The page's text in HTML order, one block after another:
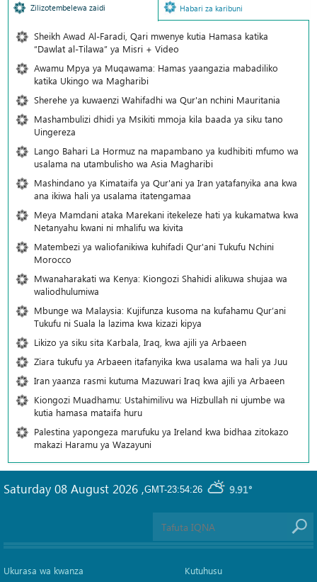
Zilizotembelewa zaidi Habari za karibuni
Sheikh Awad Al-Faradi, Qari mwenye kutia Hamasa katika
“Dawlat al-Tilawa” ya Misri + Video
Awamu Mpya ya Muqawama: Hamas yaangazia mabadiliko
katika Ukingo wa Magharibi
Sherehe ya kuwaenzi Wahifadhi wa Qur'an nchini Mauritania
Mashambulizi dhidi ya Msikiti mmoja kila baada ya siku tano
Uingereza
Lango Bahari La Hormuz na mapambano ya kudhibiti mfumo wa
usalama na utambulisho wa Asia Magharibi
Mashindano ya Kimataifa ya Qur'ani ya Iran yatafanyika ana kwa
ana ikiwa hali ya usalama itatengamaa
Meya Mamdani ataka Marekani itekeleze hati ya kukamatwa kwa
Netanyahu kwani ni mhalifu wa kivita
Matembezi ya waliofanikiwa kuhifadi Qur'ani Tukufu Nchini
Morocco
Mwanaharakati wa Kenya: Kiongozi Shahidi alikuwa shujaa wa
waliodhulumiwa
Mbunge wa Malaysia: Kujifunza kusoma na kufahamu Qur’ani
Tukufu ni Suala la lazima kwa kizazi kipya
Likizo ya siku sita Karbala, Iraq, kwa ajili ya Arbaeen
Ziara tukufu ya Arbaeen itafanyika kwa usalama wa hali ya Juu
Iran yaanza rasmi kutuma Mazuwari Iraq kwa ajili ya Arbaeen
Kiongozi Muadhamu: Ustahimilivu wa Hizbullah ni ujumbe wa
kutia hamasa mataifa huru
Palestina yapongeza marufuku ya Ireland kwa bidhaa zitokazo
makazi Haramu ya Wazayuni
GMT-23:54:26 9.91°
Saturday 08 August 2026 ,
Ukurasa wa kwanza Kutuhusu